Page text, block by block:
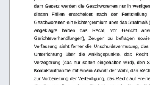
dem Gesetz werden die Geschworenen nur in
diesen   Fällen   entscheidet   nach   der   Feststellung
Geschworenen ein Richtergremium über das Strafmaß
Angeklagte
haben das Recht, vor Gericht
Gerichtsverhandlungen),   Zeugen   zu   befragen
Verfassung sieht ferner die Unschuldsvermutung,
Unterrichtung   über   die   Anklagepunkte,   das
Verzögerung (das nur selten eingehalten wird), den
Kontaktaufnahme mit einem Anwalt der Wahl, das
zur Vorbereitung der Verteidigung, das Recht auf